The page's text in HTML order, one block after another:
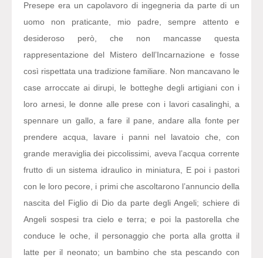
Presepe era un capolavoro di ingegneria da parte di un
uomo non praticante, mio padre, sempre attento e
desideroso però, che non mancasse questa
rappresentazione del Mistero dell’Incarnazione e fosse
così rispettata una tradizione familiare. Non mancavano le
case arroccate ai dirupi, le botteghe degli artigiani con i
loro arnesi, le donne alle prese con i lavori casalinghi, a
spennare un gallo, a fare il pane, andare alla fonte per
prendere acqua, lavare i panni nel lavatoio che, con
grande meraviglia dei piccolissimi, aveva l’acqua corrente
frutto di un sistema idraulico in miniatura, E poi i pastori
con le loro pecore, i primi che ascoltarono l’annuncio della
nascita del Figlio di Dio da parte degli Angeli; schiere di
Angeli sospesi tra cielo e terra; e poi la pastorella che
conduce le oche, il personaggio che porta alla grotta il
latte per il neonato; un bambino che sta pescando con